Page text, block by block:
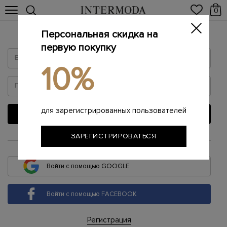
0
Войти
ВОЙТИ
или
Войти с помощью GOOGLE
Войти с помощью FACEBOOK
Регистрация
Персональная скидка на
первую покупку
10%
для зарегистрированных пользователей
ЗАРЕГИСТРИРОВАТЬСЯ